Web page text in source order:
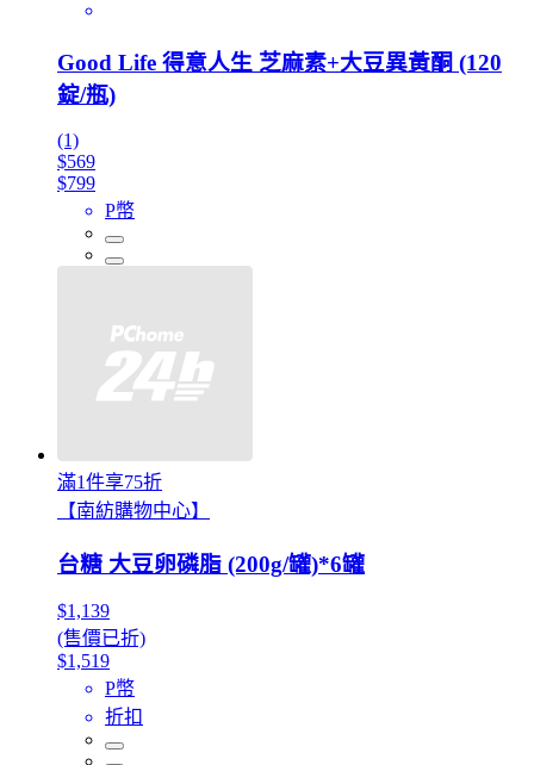
Good Life 得意人生 芝麻素+大豆異黃酮 (120
錠/瓶)
(1)
$569
$799
P幣
滿1件享75折
【南紡購物中心】
台糖 大豆卵磷脂 (200g/罐)*6罐
$1,139
(售價已折)
$1,519
P幣
折扣